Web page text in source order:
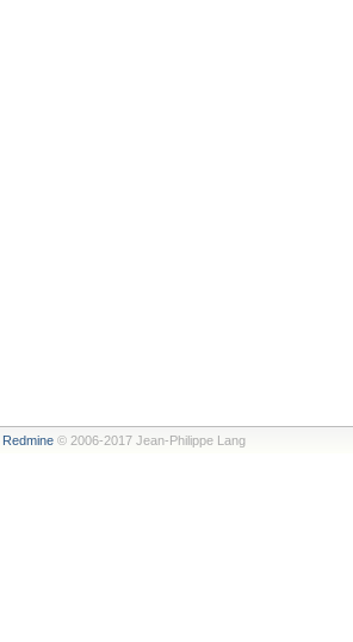
Redmine© 2006-2017 Jean-Philippe Lang